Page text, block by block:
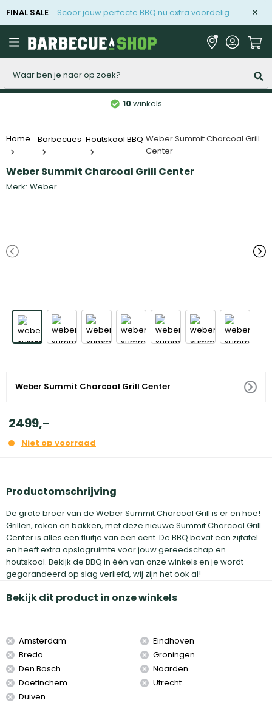
FINAL SALE Scoor jouw perfecte BBQ nu extra voordelig
10winkels
Home Barbecues Houtskool BBQ Weber Summit Charcoal Grill
Center
Weber Summit Charcoal Grill Center
Merk: Weber
Weber Summit Charcoal Grill Center
2499,-
Niet op voorraad
Productomschrijving
De grote broer van de Weber Summit Charcoal Grill is er en hoe!
Grillen, roken en bakken, met deze nieuwe Summit Charcoal Grill
Center is alles een fluitje van een cent. De BBQ bevat een zijtafel
en heeft extra opslagruimte voor jouw gereedschap en
houtskool. Bekijk de BBQ in één van onze winkels en je wordt
gegarandeerd op slag verliefd, wij zijn het ook al!
Bekijk dit product in onze winkels
Amsterdam
Breda
Den Bosch
Doetinchem
Duiven
Eindhoven
Groningen
Naarden
Utrecht